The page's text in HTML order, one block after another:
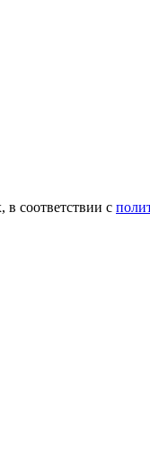
соответствии с